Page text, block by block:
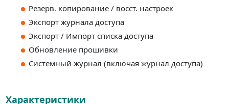
Резерв. копирование / восст. настроек
Экспорт журнала доступа
Экспорт / Импорт списка доступа
Обновление прошивки
Системный журнал (включая журнал доступа)
Характеристики